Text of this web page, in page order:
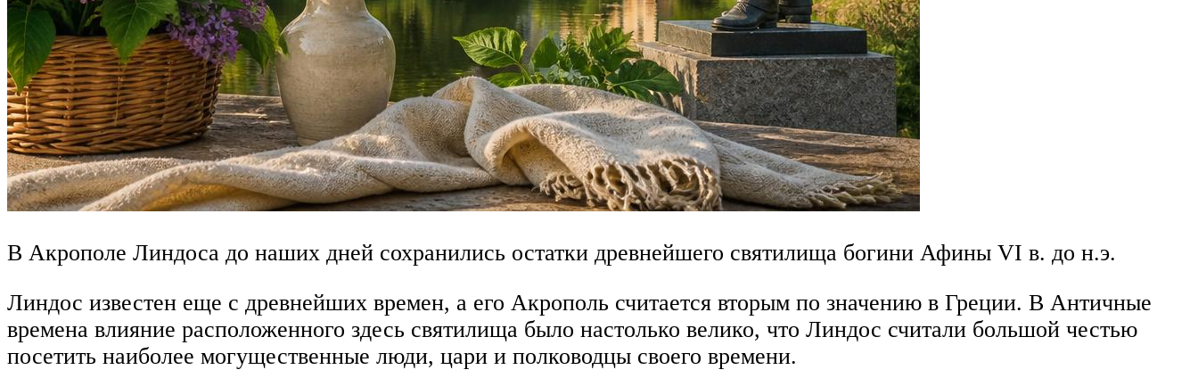
В Акрополе Линдоса до наших дней сохранились остатки древнейшего святилища богини Афины VI в. до н.э.
Линдос известен еще с древнейших времен, а его Акрополь считается вторым по значению в Греции. В Античные
времена влияние расположенного здесь святилища было настолько велико, что Линдос считали большой честью
посетить наиболее могущественные люди, цари и полководцы своего времени.